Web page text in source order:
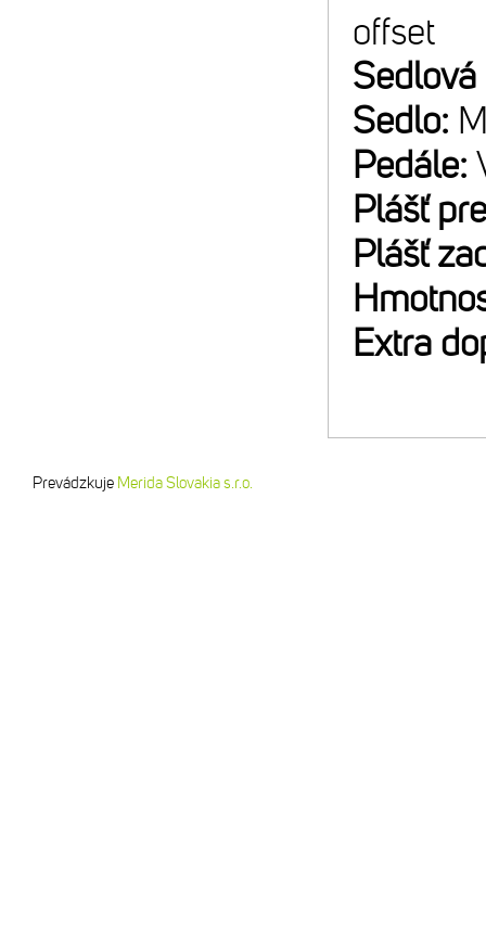
offset
Sedlo:
Pedále:
Plášť
Plášť
Extra
Prevádzkuje Merida Slovakia s.r.o.